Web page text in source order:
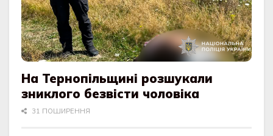
На Тернопільщині розшукали
зниклого безвісти чоловіка
31 ПОШИРЕННЯ